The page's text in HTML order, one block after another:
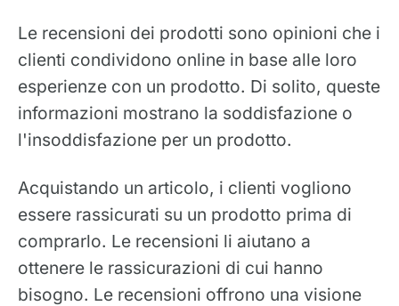
Le recensioni dei prodotti sono opinioni che i
clienti condividono online in base alle loro
esperienze con un prodotto. Di solito, queste
informazioni mostrano la soddisfazione o
l'insoddisfazione per un prodotto.
Acquistando un articolo, i clienti vogliono
essere rassicurati su un prodotto prima di
comprarlo. Le recensioni li aiutano a
ottenere le rassicurazioni di cui hanno
bisogno. Le recensioni offrono una visione